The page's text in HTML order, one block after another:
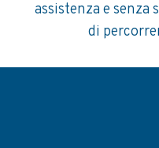
assistenza e senza
di